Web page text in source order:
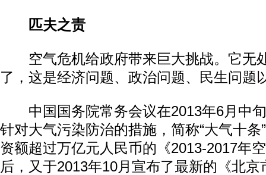
匹夫之责
空气危机给政府带来巨大挑战。它无
了，这是经济问题、政治问题、民生问题
中国国务院常务会议在2013年6月中旬
针对大气污染防治的措施，简称“大气十条
资额超过万亿元人民币的《2013-2017年
后，又于2013年10月宣布了最新的《北